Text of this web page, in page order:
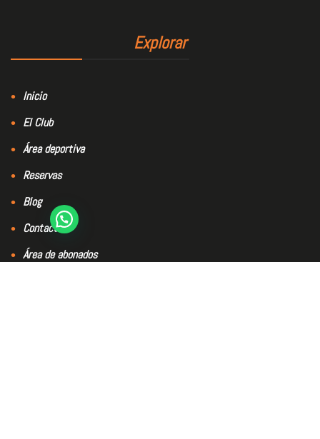
Explorar
Inicio
El Club
Área deportiva
Reservas
Blog
Contacto
Área de abonados